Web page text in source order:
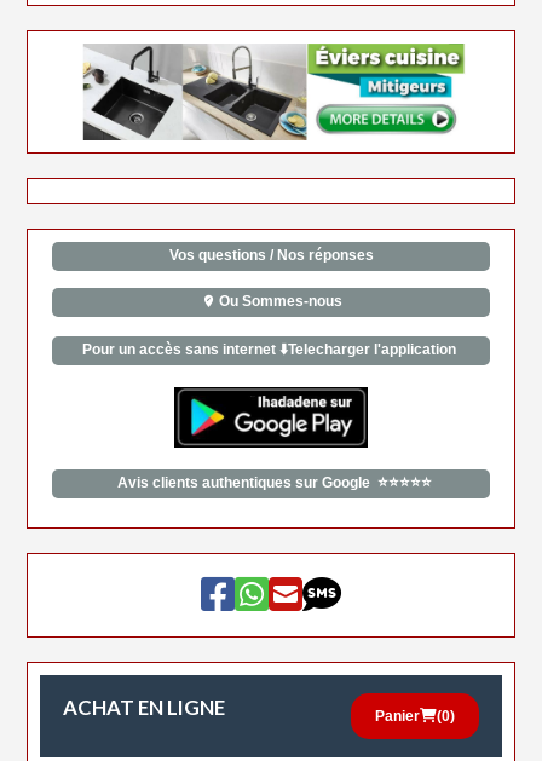
Vos questions / Nos réponses
Ou Sommes-nous
Pour un accès sans internet ⬇️Telecharger l'application
Avis clients authentiques sur Google ⭐⭐⭐⭐⭐
ACHAT EN LIGNE Panier (0)